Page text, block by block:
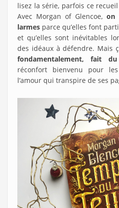
lisez la série, parfois ce
Avec Morgan of Glencoe,on
larmes parce qu’elles font
et qu’elles sont inévitables
des idéaux à défendre. Mais
fondamentalement, fait
réconfort bienvenu pour
l’amour qui transpire de ses